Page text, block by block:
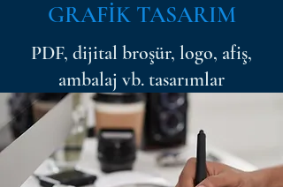
GRAFİK TASARIM
PDF, dijital broşür, logo, afiş,
ambalaj vb. tasarımlar